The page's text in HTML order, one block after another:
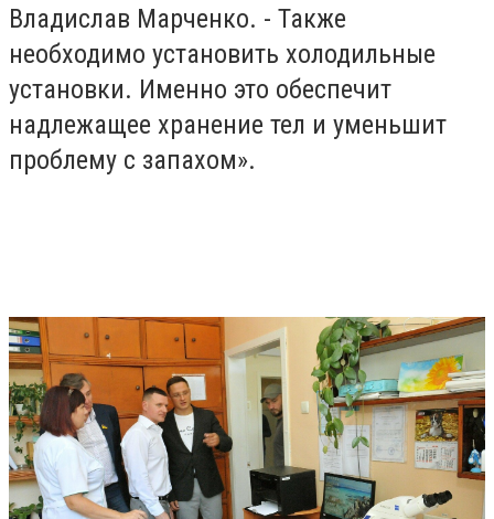
Владислав Марченко. - Также
необходимо установить холодильные
установки. Именно это обеспечит
надлежащее хранение тел и уменьшит
проблему с запахом».